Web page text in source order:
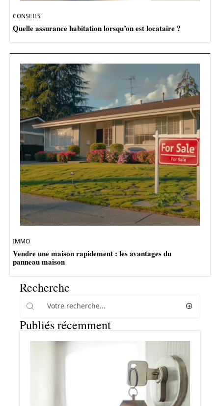
CONSEILS
Quelle assurance habitation lorsqu’on est locataire ?
IMMO
Vendre une maison rapidement : les avantages du
panneau maison
Recherche
Publiés récemment